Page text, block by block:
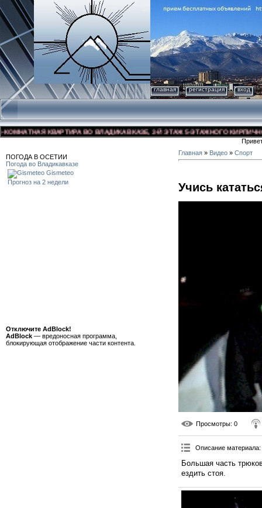
главная регистрация вход
КВАРТИРА ВО ВЛАДИКАВКАЗЕ, 3-Й ЭТАЖ 5-ЭТАЖНОГО
ПОГОДА В ОСЕТИИ
Погода во Владикавказе
Gismeteo
Прогноз на 2 недели
Отключите AdBlock!
AdBlock — вредоносная программа,
блокирующая отображение части контента.
Главная » Видео » Спорт
Учись
Просмотры: 0
Описание материала:
Большая часть
ездить стоя.